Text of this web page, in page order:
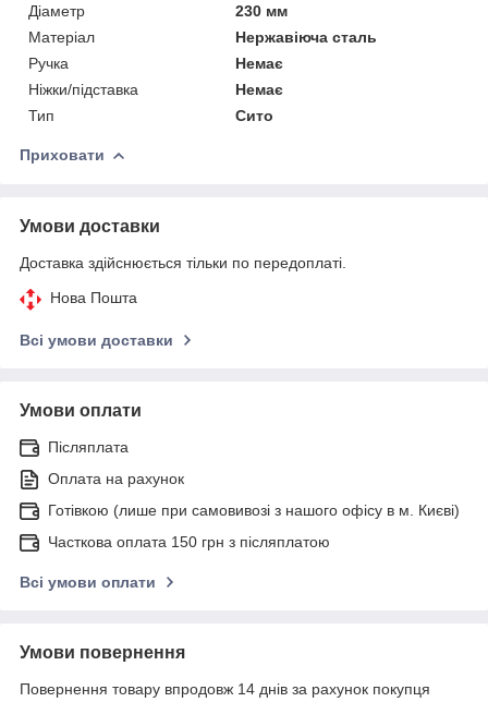
Діаметр
230 мм
Матеріал
Нержавіюча сталь
Ручка
Немає
Ніжки/підставка
Немає
Тип
Сито
Приховати
Умови доставки
Доставка здійснюється тільки по передоплаті.
Нова Пошта
Всі умови доставки
Умови оплати
Післяплата
Оплата на рахунок
Готівкою (лише при самовивозі з нашого офісу в м. Києві)
Часткова оплата 150 грн з післяплатою
Всі умови оплати
Умови повернення
Повернення товару впродовж 14 днів за рахунок покупця